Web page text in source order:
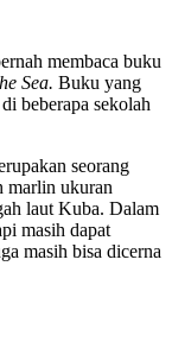
membaca buku
Sea. Buku yang
beberapa sekolah
seorang
marlin ukuran
laut Kuba. Dalam
masih dapat
masih bisa dicerna